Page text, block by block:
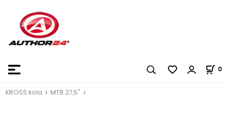
0
KROSS kola MTB 27,5"